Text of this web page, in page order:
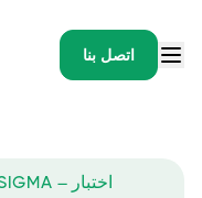
اتصل بنا